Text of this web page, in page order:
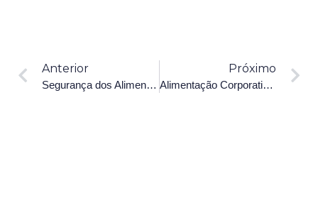
Anterior
Segurança dos Alimentos: o campo onde o conhecimento técnico encontra propósito
Próximo
Alimentação Corporativa e Segurança dos Alimentos: o que a empresa precisa garantir para proteger colaboradores e evitar riscos legais